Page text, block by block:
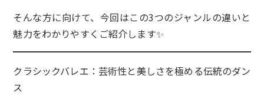
そんな方に向けて、今回はこの3つのジャンルの違いと
魅力をわかりやすくご紹介します✨
クラシックバレエ：芸術性と美しさを極める伝統のダン
ス